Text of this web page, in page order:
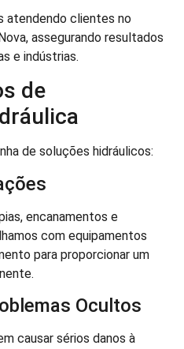
atendendo clientes no
assegurando resultados
e indústrias.
de
de soluções hidráulicos:
encanamentos e
com equipamentos
para proporcionar um
Ocultos
causar sérios danos à